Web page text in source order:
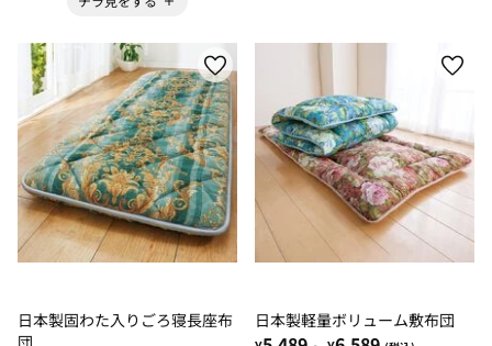
日本製固わた入りごろ寝長座布
団
日本製軽量ボリューム敷布団